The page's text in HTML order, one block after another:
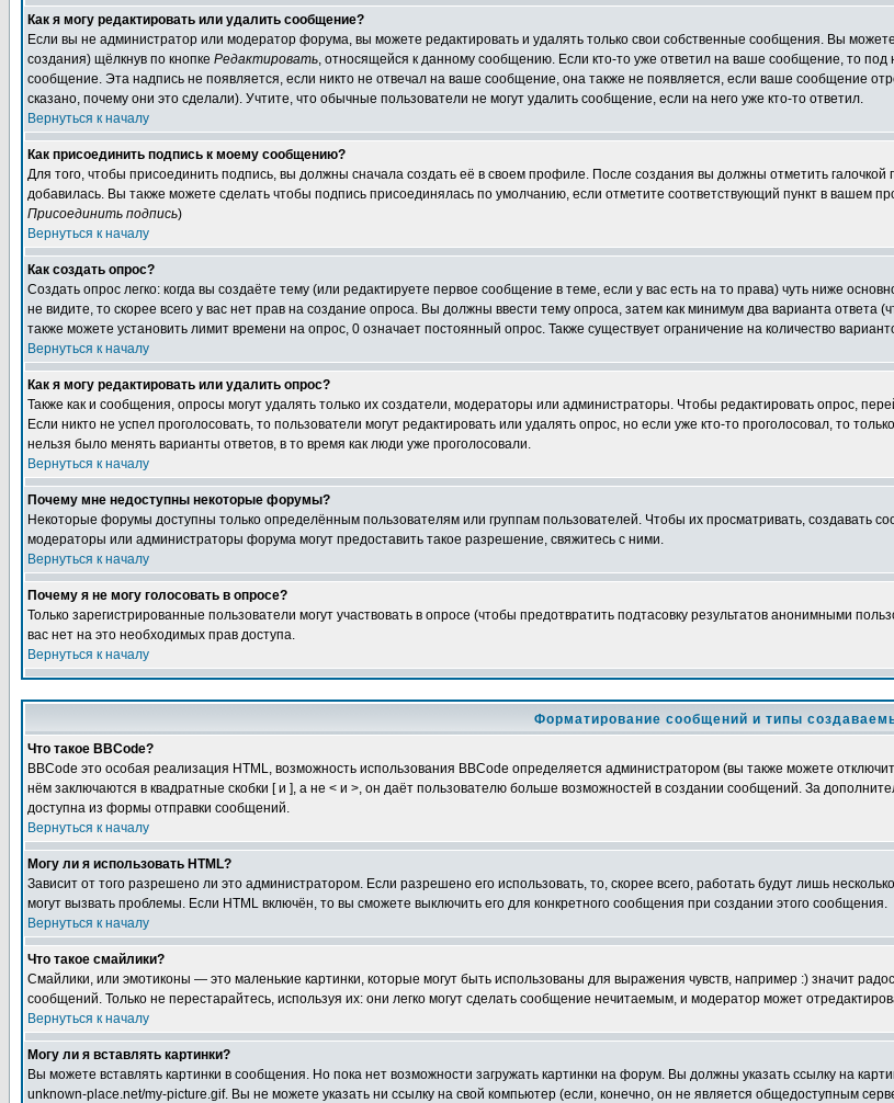
Как я могу редактировать или удалить сообщение?
Если вы не администратор или модератор форума, вы можете редактировать и удалять только свои собственные сообщения. Вы
создания) щёлкнув по кнопке Редактировать, относящейся к данному сообщению. Если кто-то уже ответил на ваше сообщение, то
сообщение. Эта надпись не появляется, если никто не отвечал на ваше сообщение, она также не появляется, если ваше сообщение
сказано, почему они это сделали). Учтите, что обычные пользователи не могут удалить сообщение, если на него уже кто-то ответил.
Вернуться к началу
Как присоединить подпись к моему сообщению?
Для того, чтобы присоединить подпись, вы должны сначала создать её в своем профиле. После создания вы должны отметить галочкой
добавилась. Вы также можете сделать чтобы подпись присоединялась по умолчанию, если отметите соответствующий пункт в вашем
Присоединить подпись)
Вернуться к началу
Как создать опрос?
Создать опрос легко: когда вы создаёте тему (или редактируете первое сообщение в теме, если у вас есть на то права) чуть ниже
не видите, то скорее всего у вас нет прав на создание опроса. Вы должны ввести тему опроса, затем как минимум два варианта ответа
также можете установить лимит времени на опрос, 0 означает постоянный опрос. Также существует ограничение на количество
Вернуться к началу
Как я могу редактировать или удалить опрос?
Также как и сообщения, опросы могут удалять только их создатели, модераторы или администраторы. Чтобы редактировать опрос,
Если никто не успел проголосовать, то пользователи могут редактировать или удалять опрос, но если уже кто-то проголосовал, то
нельзя было менять варианты ответов, в то время как люди уже проголосовали.
Вернуться к началу
Почему мне недоступны некоторые форумы?
Некоторые форумы доступны только определённым пользователям или группам пользователей. Чтобы их просматривать, создавать
модераторы или администраторы форума могут предоставить такое разрешение, свяжитесь с ними.
Вернуться к началу
Почему я не могу голосовать в опросе?
Только зарегистрированные пользователи могут участвовать в опросе (чтобы предотвратить подтасовку результатов анонимными
вас нет на это необходимых прав доступа.
Вернуться к началу
Форматирование сообщений и типы
Что такое BBCode?
BBCode это особая реализация HTML, возможность использования BBCode определяется администратором (вы также можете
нём заключаются в квадратные скобки [ и ], а не < и >, он даёт пользователю больше возможностей в создании сообщений. За
доступна из формы отправки сообщений.
Вернуться к началу
Могу ли я использовать HTML?
Зависит от того разрешено ли это администратором. Если разрешено его использовать, то, скорее всего, работать будут лишь
могут вызвать проблемы. Если HTML включён, то вы сможете выключить его для конкретного сообщения при создании этого сообщения.
Вернуться к началу
Что такое смайлики?
Смайлики, или эмотиконы — это маленькие картинки, которые могут быть использованы для выражения чувств, например :) значит
сообщений. Только не перестарайтесь, используя их: они легко могут сделать сообщение нечитаемым, и модератор может
Вернуться к началу
Могу ли я вставлять картинки?
Вы можете вставлять картинки в сообщения. Но пока нет возможности загружать картинки на форум. Вы должны указать ссылку на
unknown-place.net/my-picture.gif. Вы не можете указать ни ссылку на свой компьютер (если, конечно, он не является общедоступным